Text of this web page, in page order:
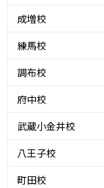
成増校
練馬校
調布校
府中校
武蔵小金井校
八王子校
町田校